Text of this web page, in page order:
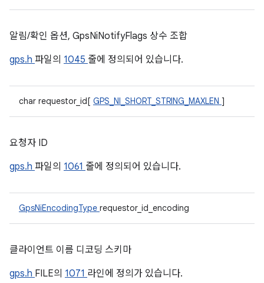
알림/확인 옵션, GpsNiNotifyFlags 상수 조합
gps.h 파일의 1045 줄에 정의되어 있습니다.
char requestor_id[ GPS_NI_SHORT_STRING_MAXLEN ]
요청자 ID
gps.h 파일의 1061 줄에 정의되어 있습니다.
GpsNiEncodingType requestor_id_encoding
클라이언트 이름 디코딩 스키마
gps.h FILE의 1071 라인에 정의가 있습니다.